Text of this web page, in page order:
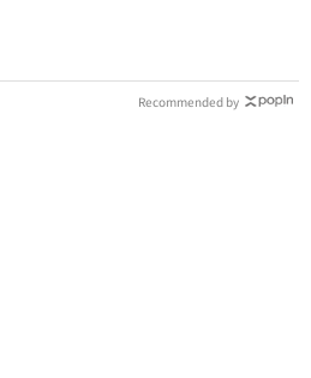
Recommended by